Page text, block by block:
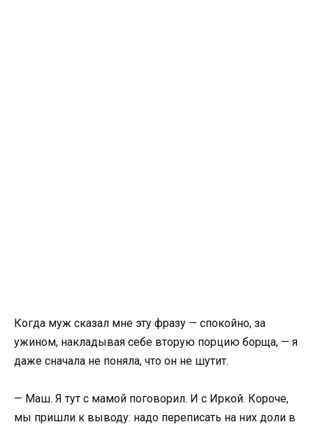
Когда муж сказал мне эту фразу — спокойно, за
ужином, накладывая себе вторую порцию борща, — я
даже сначала не поняла, что он не шутит.
— Маш. Я тут с мамой поговорил. И с Иркой. Короче,
мы пришли к выводу: надо переписать на них доли в